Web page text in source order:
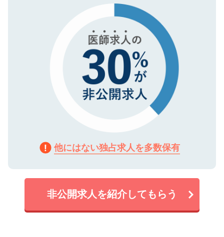
で、機密保持に関してもご安心ください。
他にはない独占求人を多数保有
非公開求人を紹介してもらう